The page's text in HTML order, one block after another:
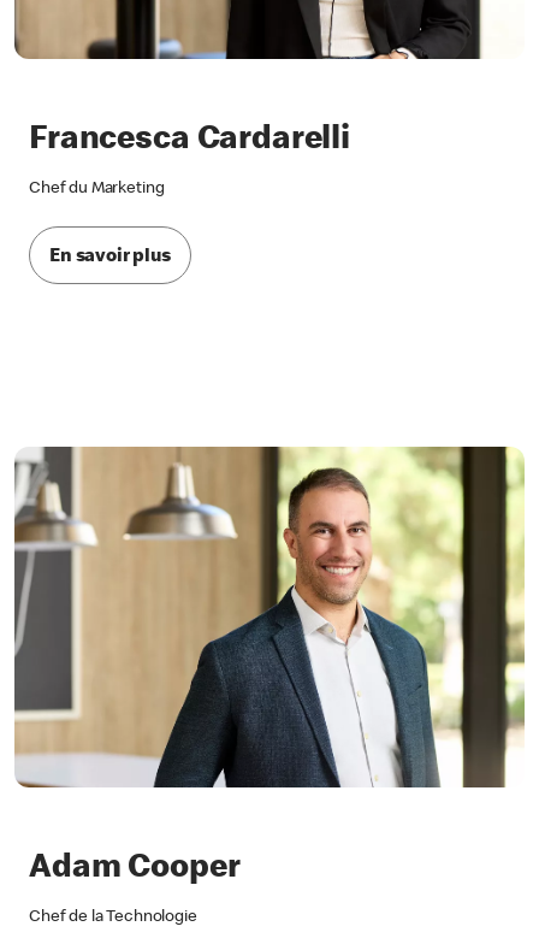
Francesca Cardarelli
Chef du Marketing
En savoir plus
Adam Cooper
Chef de la Technologie